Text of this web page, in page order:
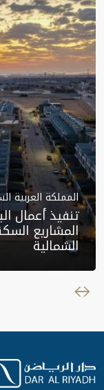
المملكة العربية
تنفيذ أعمال
المشاريع
الشمالية